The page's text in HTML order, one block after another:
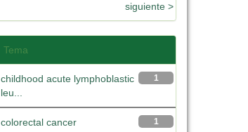
siguiente >
Tema
1
childhood acute lymphoblastic
leu...
1
colorectal cancer